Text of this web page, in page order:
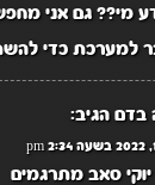
מי?? גם אני
למערכת כדי
בדם הגיב:
סאב מתרגמים